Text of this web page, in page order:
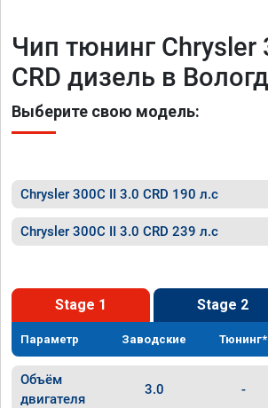
Чип тюнинг Chrysler
CRD дизель в
Выберите свою модель:
Chrysler 300C II 3.0 CRD 190 л.с
Chrysler 300C II 3.0 CRD 239 л.с
Stage 1 Stage 2
Параметр Заводские Тюнинг*
Объём
двигателя
3.0 -